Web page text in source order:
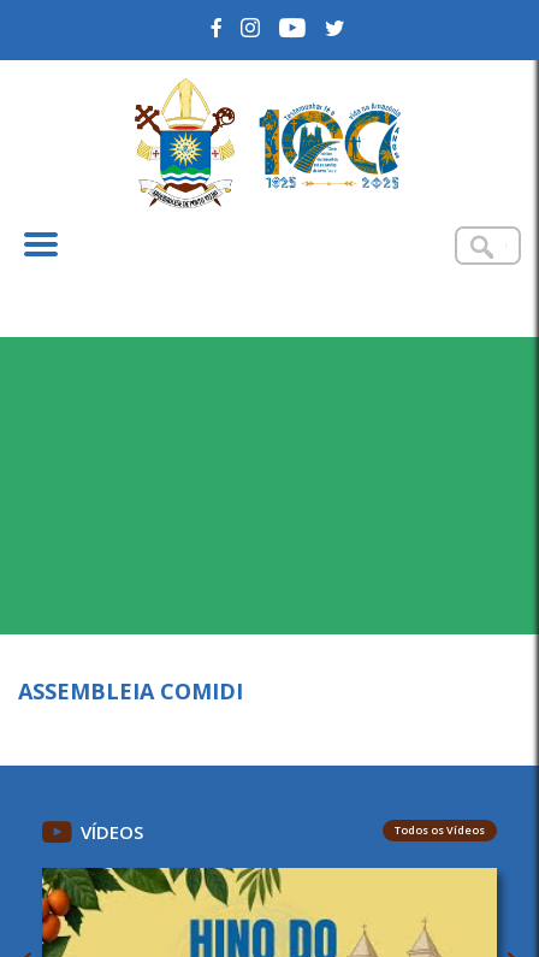
ASSEMBLEIA COMIDI
VÍDEOS Todos os Vídeos